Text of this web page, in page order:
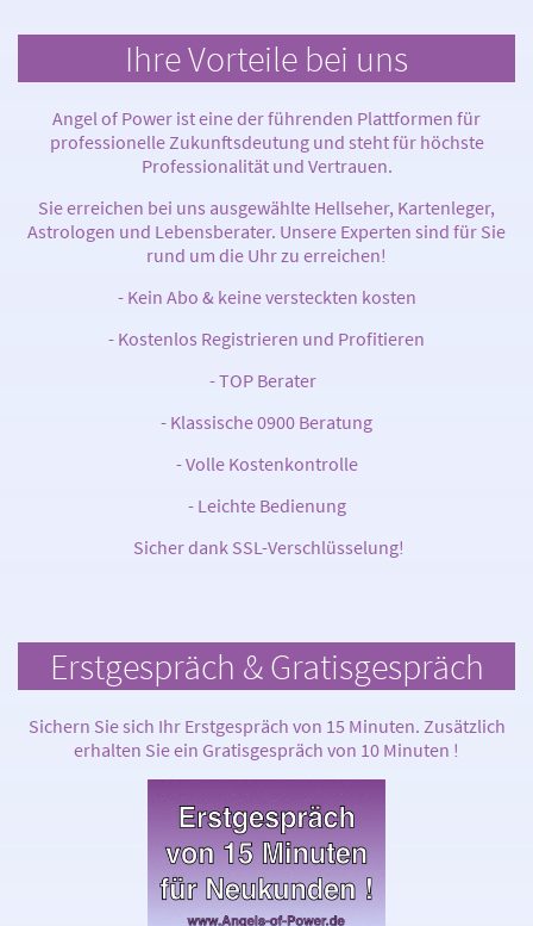
Ihre Vorteile bei uns
Angel of Power ist eine der führenden Plattformen für
professionelle Zukunftsdeutung und steht für höchste
Professionalität und Vertrauen.
Sie erreichen bei uns ausgewählte Hellseher, Kartenleger,
Astrologen und Lebensberater. Unsere Experten sind für Sie
rund um die Uhr zu erreichen!
- Kein Abo & keine versteckten kosten
- Kostenlos Registrieren und Profitieren
- TOP Berater
- Klassische 0900 Beratung
- Volle Kostenkontrolle
- Leichte Bedienung
Sicher dank SSL-Verschlüsselung!
Erstgespräch & Gratisgespräch
Sichern Sie sich Ihr Erstgespräch von 15 Minuten. Zusätzlich
erhalten Sie ein Gratisgespräch von 10 Minuten !